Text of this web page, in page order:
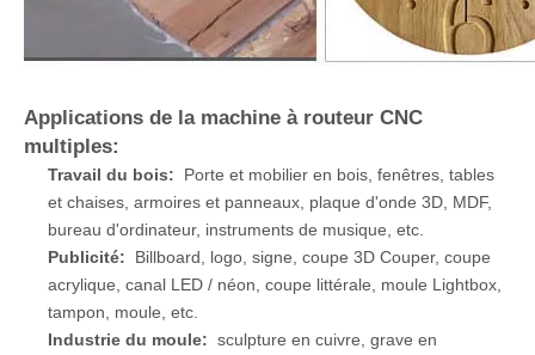
Applications de la machine à routeur CNC
multiples:
Travail du bois: Porte et mobilier en bois, fenêtres, tables
et chaises, armoires et panneaux, plaque d'onde 3D, MDF,
bureau d'ordinateur, instruments de musique, etc.
Publicité: Billboard, logo, signe, coupe 3D Couper, coupe
acrylique, canal LED / néon, coupe littérale, moule Lightbox,
tampon, moule, etc.
Industrie du moule: sculpture en cuivre, grave en